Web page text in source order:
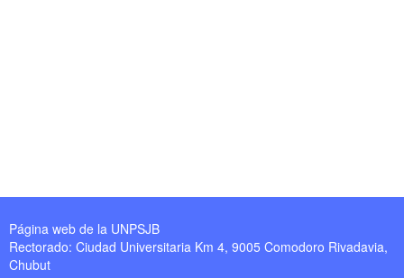
Página web de la UNPSJB
Rectorado: Ciudad Universitaria Km 4, 9005 Comodoro Rivadavia,
Chubut